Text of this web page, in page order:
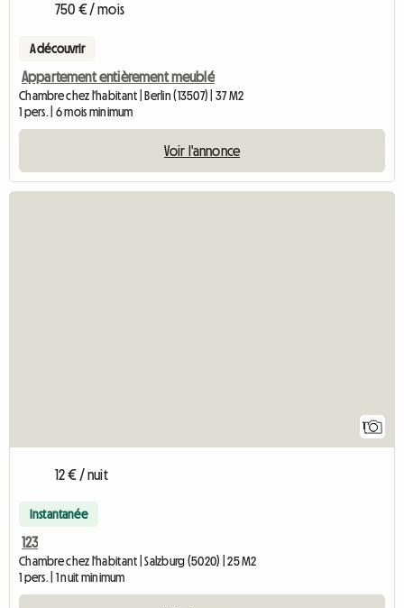
750 € / mois
A découvrir
Appartement entièrement meublé
Chambre chez l'habitant | Berlin (13507) | 37 M2
1 pers. | 6 mois minimum
Voir l'annonce
12 € / nuit
Instantanée
123
Chambre chez l'habitant | Salzburg (5020) | 25 M2
1 pers. | 1 nuit minimum